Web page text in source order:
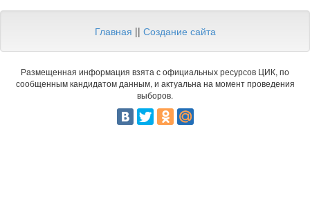
Главная || Создание сайта
Размещенная информация взята с официальных ресурсов ЦИК, по
сообщенным кандидатом данным, и актуальна на момент проведения
выборов.